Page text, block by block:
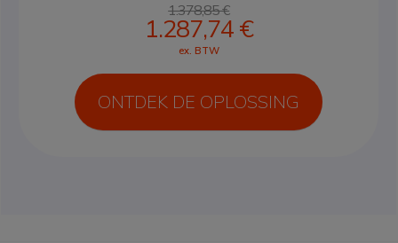
1.378,85 €
1.287,74 €
ex. BTW
ONTDEK DE OPLOSSING